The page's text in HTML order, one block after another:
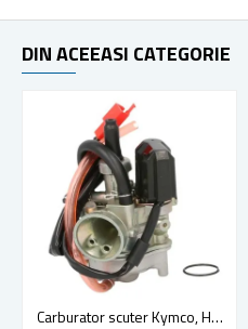
DIN ACEEASI CATEGORIE
Carburator scuter Kymco, Honda, Peugeot 50cc 2T 42mm